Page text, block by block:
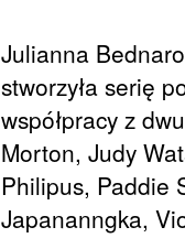
Julianna
stworzyła serię
współpracy z
Morton, Judy
Philipus, Paddie
Japananngka,